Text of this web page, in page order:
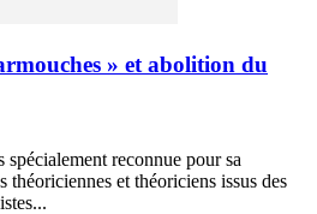
» et abolition du
spécialement reconnue pour sa
théoriciennes et théoriciens issus des